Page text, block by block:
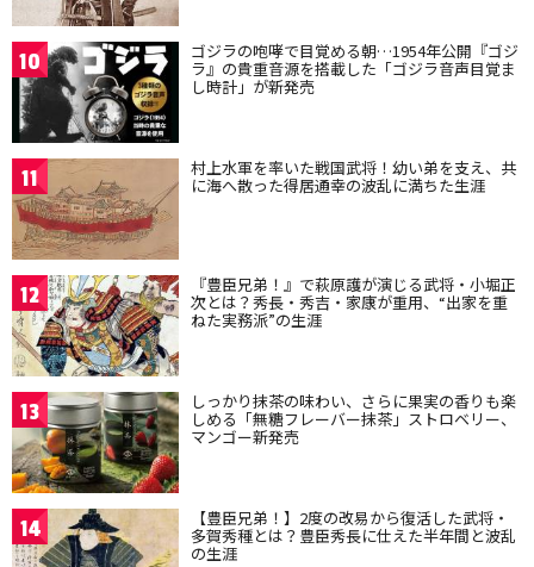
10 ゴジラの咆哮で目覚める朝…1954年公開『ゴジ
ラ』の貴重音源を搭載した「ゴジラ音声目覚ま
し時計」が新発売
11 村上水軍を率いた戦国武将！幼い弟を支え、共
に海へ散った得居通幸の波乱に満ちた生涯
12 『豊臣兄弟！』で萩原護が演じる武将・小堀正
次とは？秀長・秀吉・家康が重用、“出家を重
ねた実務派”の生涯
13 しっかり抹茶の味わい、さらに果実の香りも楽
しめる「無糖フレーバー抹茶」ストロベリー、
マンゴー新発売
14 【豊臣兄弟！】2度の改易から復活した武将・
多賀秀種とは？豊臣秀長に仕えた半年間と波乱
の生涯